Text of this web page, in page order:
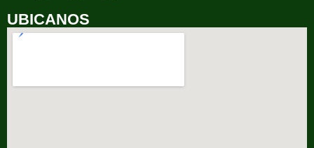
UBICANOS